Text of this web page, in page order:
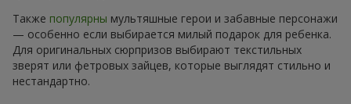
Также популярны мультяшные герои и забавные персонажи
— особенно если выбирается милый подарок для ребенка.
Для оригинальных сюрпризов выбирают текстильных
зверят или фетровых зайцев, которые выглядят стильно и
нестандартно.